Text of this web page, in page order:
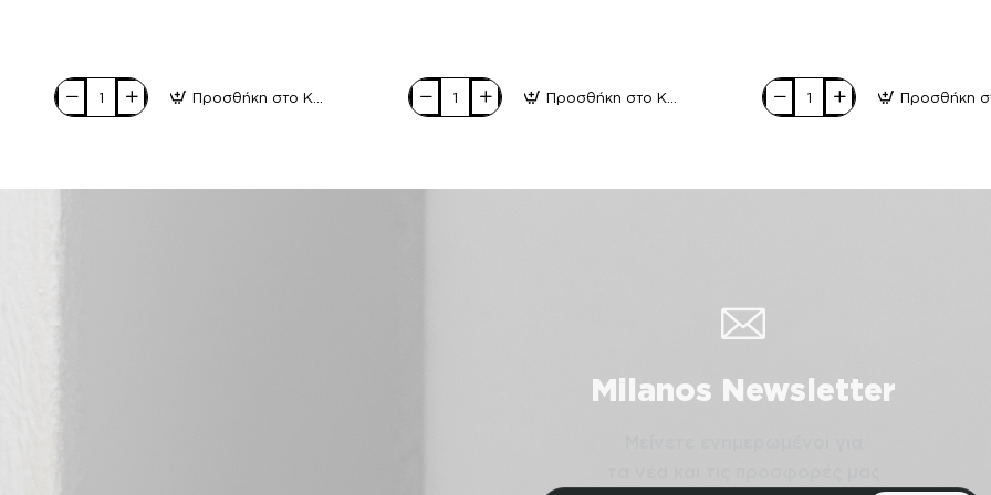
Adam's
Shoes
19025
Προσθήκη στο Καλάθι
Adam's
Shoes
19512
Προσθήκη στο Καλάθι
Bulldozer
Γυναικεία
Μώβ
Milanos Newsletter